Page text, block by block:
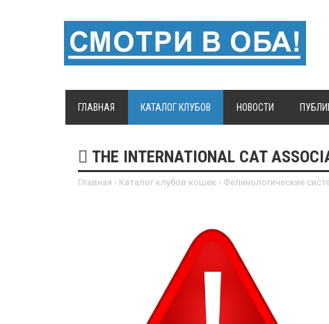
ГЛАВНАЯ КАТАЛОГ КЛУБОВ НОВОСТИ
THE INTERNATIONAL CAT
Главная › Каталог клубов кошек › Фелинологические